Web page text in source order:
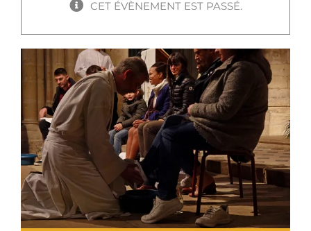
CET ÉVÈNEMENT EST PASSÉ.